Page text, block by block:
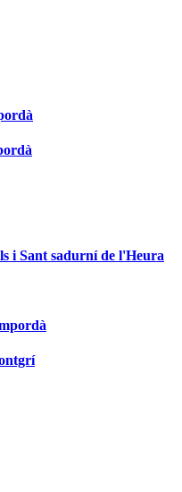
i Sant sadurní de l'Heura